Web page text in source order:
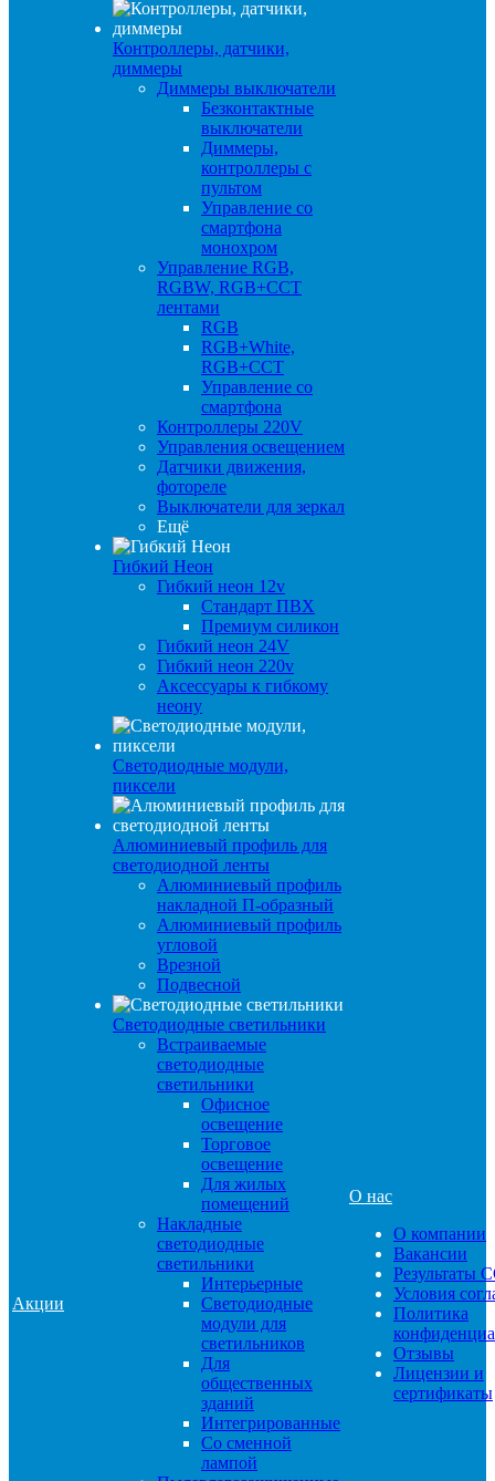
Акции
Контроллеры, датчики,
диммеры
Диммеры выключатели
Безконтактные
выключатели
Диммеры,
контроллеры с
пультом
Управление со
смартфона
монохром
Управление RGB,
RGBW, RGB+CCT
лентами
RGB
RGB+White,
RGB+CCT
Управление со
смартфона
Контроллеры 220V
Управления освещением
Датчики движения,
фотореле
Выключатели для зеркал
Ещё
Гибкий Неон
Гибкий неон 12v
Стандарт ПВХ
Премиум силикон
Гибкий неон 24V
Гибкий неон 220v
Аксессуары к гибкому
неону
Светодиодные модули,
пиксели
Алюминиевый профиль для
светодиодной ленты
Алюминиевый профиль
накладной П-образный
Алюминиевый профиль
угловой
Врезной
Подвесной
Светодиодные светильники
Встраиваемые
светодиодные
светильники
Офисное
освещение
Торговое
освещение
Для жилых
помещений
Накладные
светодиодные
светильники
Интерьерные
Светодиодные
модули для
светильников
Для
общественных
зданий
Интегрированные
Со сменной
лампой
О нас
О компании
Вакансии
Результаты
Условия
Политика
Отзывы
Лицензии и
сертификаты